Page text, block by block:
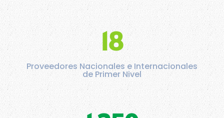
18
Proveedores Nacionales e Internacionales
de Primer Nivel